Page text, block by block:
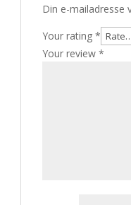
Din e-mailadresse
Your rating*
Your review*